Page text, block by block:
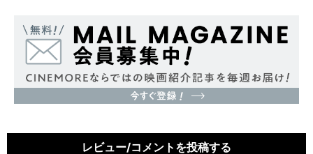
レビュー/コメントを投稿する